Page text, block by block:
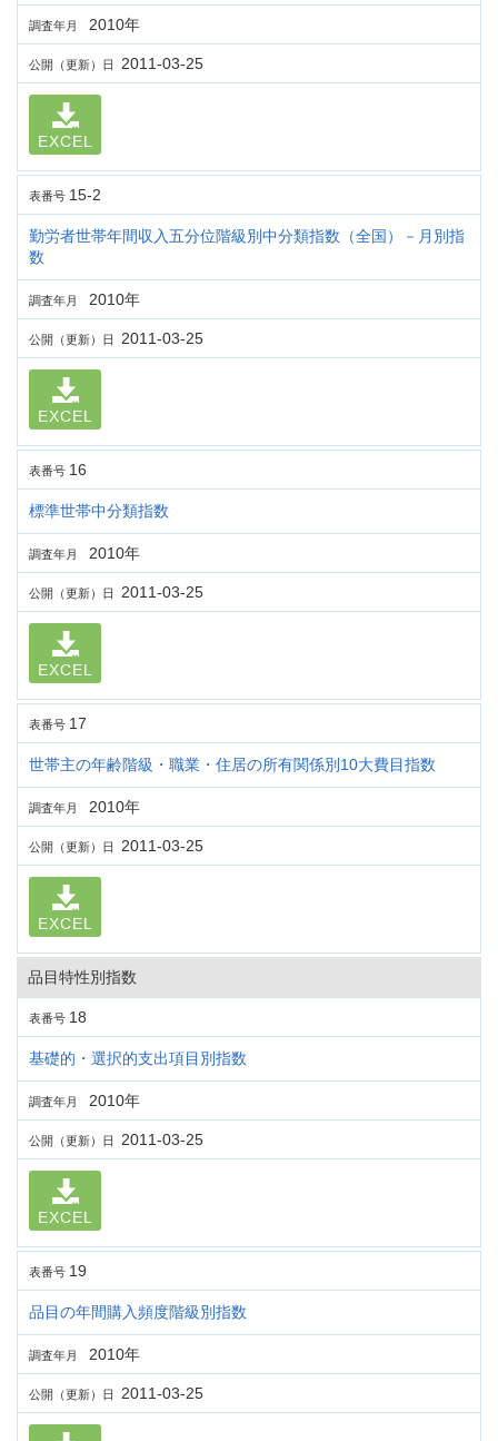
調査年月 2010年
公開（更新）日 2011-03-25
EXCEL
表番号 15-2
勤労者世帯年間収入五分位階級別中分類指数（全国）－月別指
数
調査年月 2010年
公開（更新）日 2011-03-25
EXCEL
表番号 16
標準世帯中分類指数
調査年月 2010年
公開（更新）日 2011-03-25
EXCEL
表番号 17
世帯主の年齢階級・職業・住居の所有関係別10大費目指数
調査年月 2010年
公開（更新）日 2011-03-25
EXCEL
品目特性別指数
表番号 18
基礎的・選択的支出項目別指数
調査年月 2010年
公開（更新）日 2011-03-25
EXCEL
表番号 19
品目の年間購入頻度階級別指数
調査年月 2010年
公開（更新）日 2011-03-25